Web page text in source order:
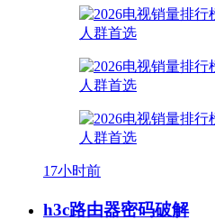
17小时前
h3c路由器密码破解